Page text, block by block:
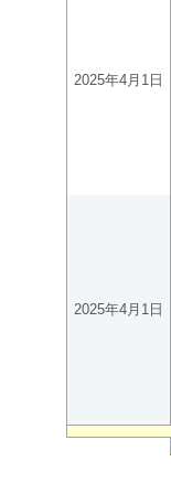
2025年4月1日
2025年4月1日